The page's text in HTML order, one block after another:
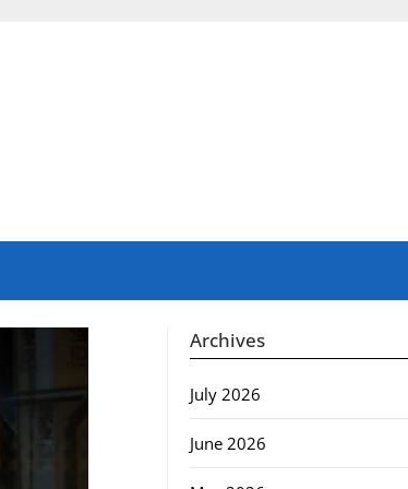
Archives
July 2026
June 2026